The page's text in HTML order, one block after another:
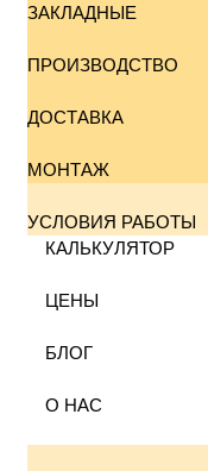
ЗАКЛАДНЫЕ
ПРОИЗВОДСТВО
ДОСТАВКА
МОНТАЖ
УСЛОВИЯ РАБОТЫ
КАЛЬКУЛЯТОР
ЦЕНЫ
БЛОГ
О НАС